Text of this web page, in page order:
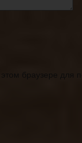
браузере